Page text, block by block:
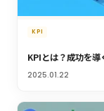
KPI
KPIとは？成功を
2025.01.22